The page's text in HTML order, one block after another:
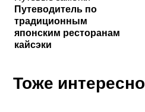
Путеводитель по
традиционным
японским ресторанам
кайсэки
Тоже интересно